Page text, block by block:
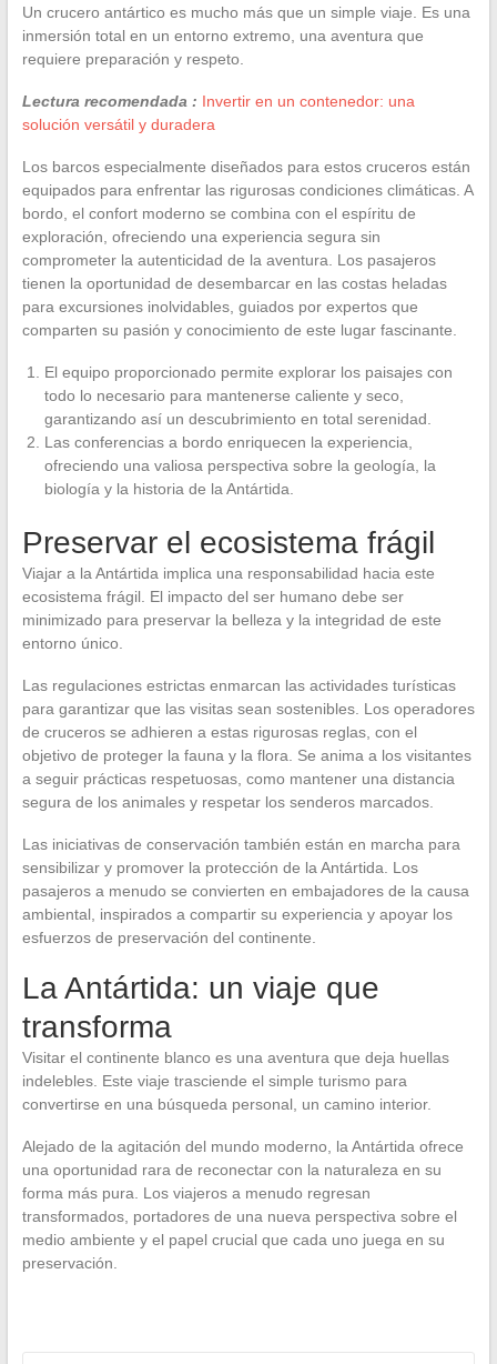
Un crucero antártico es mucho más que un simple viaje. Es una
inmersión total en un entorno extremo, una aventura que
requiere preparación y respeto.
Lectura recomendada : Invertir en un contenedor: una
solución versátil y duradera
Los barcos especialmente diseñados para estos cruceros están
equipados para enfrentar las rigurosas condiciones climáticas. A
bordo, el confort moderno se combina con el espíritu de
exploración, ofreciendo una experiencia segura sin
comprometer la autenticidad de la aventura. Los pasajeros
tienen la oportunidad de desembarcar en las costas heladas
para excursiones inolvidables, guiados por expertos que
comparten su pasión y conocimiento de este lugar fascinante.
El equipo proporcionado permite explorar los paisajes con
todo lo necesario para mantenerse caliente y seco,
garantizando así un descubrimiento en total serenidad.
Las conferencias a bordo enriquecen la experiencia,
ofreciendo una valiosa perspectiva sobre la geología, la
biología y la historia de la Antártida.
Preservar el ecosistema frágil
Viajar a la Antártida implica una responsabilidad hacia este
ecosistema frágil. El impacto del ser humano debe ser
minimizado para preservar la belleza y la integridad de este
entorno único.
Las regulaciones estrictas enmarcan las actividades turísticas
para garantizar que las visitas sean sostenibles. Los operadores
de cruceros se adhieren a estas rigurosas reglas, con el
objetivo de proteger la fauna y la flora. Se anima a los visitantes
a seguir prácticas respetuosas, como mantener una distancia
segura de los animales y respetar los senderos marcados.
Las iniciativas de conservación también están en marcha para
sensibilizar y promover la protección de la Antártida. Los
pasajeros a menudo se convierten en embajadores de la causa
ambiental, inspirados a compartir su experiencia y apoyar los
esfuerzos de preservación del continente.
La Antártida: un viaje que
transforma
Visitar el continente blanco es una aventura que deja huellas
indelebles. Este viaje trasciende el simple turismo para
convertirse en una búsqueda personal, un camino interior.
Alejado de la agitación del mundo moderno, la Antártida ofrece
una oportunidad rara de reconectar con la naturaleza en su
forma más pura. Los viajeros a menudo regresan
transformados, portadores de una nueva perspectiva sobre el
medio ambiente y el papel crucial que cada uno juega en su
preservación.